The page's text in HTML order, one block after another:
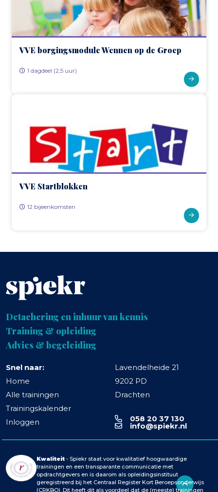
VVE borgingsmodule Wennen op de Groep
1 dagdeel (2,5 uur)
VVE Startblokken
12 bijeenkomsten
Detachering en inhuur van kennis
Training & opleiding
Advies & begeleiding
Snel naar:
Home
Alle trainingen
Trainingskalender
Inloggen
Lavendelheide 21
9202 PD
Drachten
058 20 37 130
info@spiekr.nl
Kwaliteit - Spiekr staat voor kwalitatief hoogwaardige
trainingen en een transparante communicatie met
opdrachtgevers en is daarom als opleidingsinstituut
geregistreerd bij het Centraal Register Kort Beroepsonderwijs
(CRKBO). Dit heeft dit als voordeel dat de (meeste) trainingen